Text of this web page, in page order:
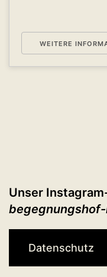
WEITERE
Unser
Datenschutz